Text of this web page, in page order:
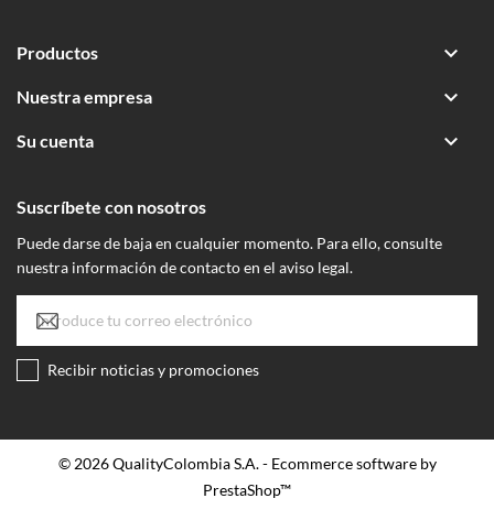
Productos 
Nuestra empresa 
Su cuenta 
Suscríbete con nosotros
Puede darse de baja en cualquier momento. Para ello, consulte
nuestra información de contacto en el aviso legal.
Recibir noticias y promociones
© 2026 QualityColombia S.A. - Ecommerce software by
PrestaShop™